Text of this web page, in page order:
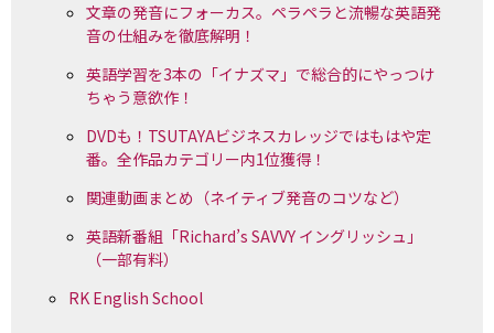
文章の発音にフォーカス。ペラペラと流暢な英語発
音の仕組みを徹底解明！
英語学習を3本の「イナズマ」で総合的にやっつけ
ちゃう意欲作！
DVDも！TSUTAYAビジネスカレッジではもはや定
番。全作品カテゴリー内1位獲得！
関連動画まとめ（ネイティブ発音のコツなど）
英語新番組「Richard’s SAVVY イングリッシュ」
（一部有料）
RK English School